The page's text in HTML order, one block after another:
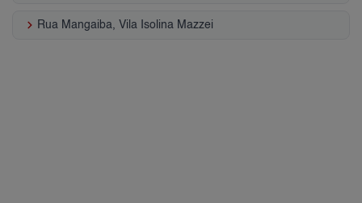
keyboard_arrow_right Rua Mangaiba, Vila Isolina Mazzei